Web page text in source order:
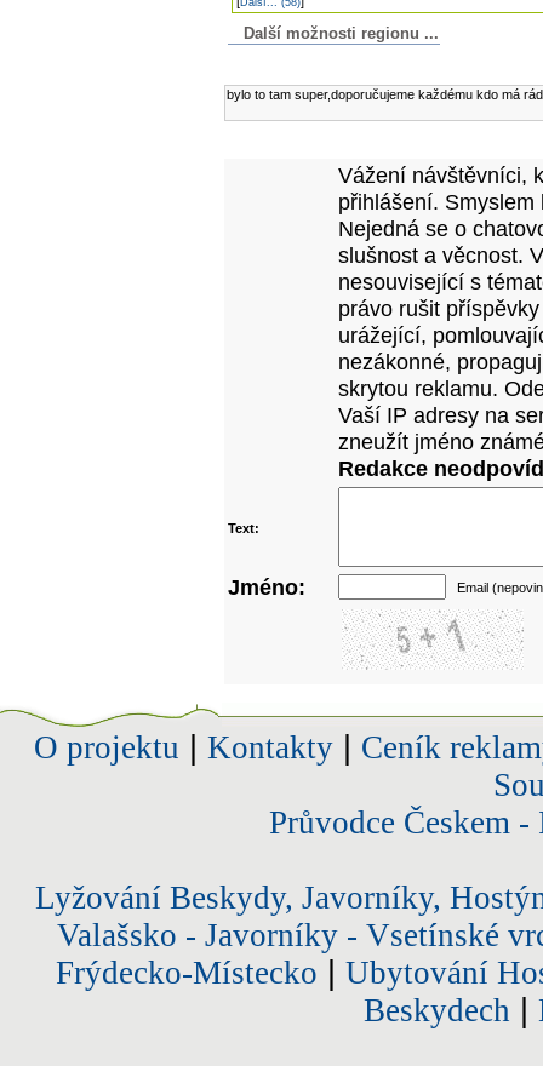
Další... (58)
Další možnosti regionu ...
bylo to tam super,doporučujeme každému kdo má
Vážení návštěvníci,
přihlášení.
Nejedná se o
slušnost a věcnost.
nesouvisející s
právo rušit
urážející,
nezákonné,
skrytou reklamu.
Vaší IP adresy na
zneužít jméno
Redakce
Text:
Jméno: Email
O projektu Kontakty| Ceník
Průvodce Českem
Lyžování Beskydy, Javorníky,
Valašsko - Javorníky - Vsetínské
Frýdecko-Místecko
Ubytování
Beskydech